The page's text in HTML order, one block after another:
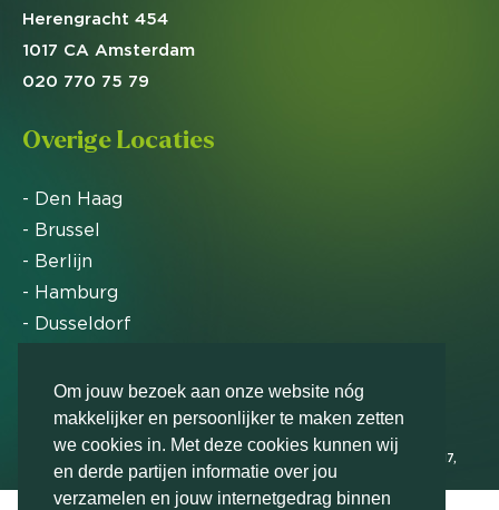
Om jouw bezoek aan onze website nóg
makkelijker en persoonlijker te maken zetten
we cookies in. Met deze cookies kunnen wij
en derde partijen informatie over jou
verzamelen en jouw internetgedrag binnen
Herengracht 454
1017 CA Amsterdam
020 770 75 79
Overige Locaties
- Den Haag
- Brussel
- Berlijn
- Hamburg
- Dusseldorf
Markteffect is door het Financieele Dagblad
uitgeroepen tot FD Gazelle in 2012, 2015, 2016, 2017,
2018, 2019, 2020, 2021, 2022, 2023, 2024 en 2025